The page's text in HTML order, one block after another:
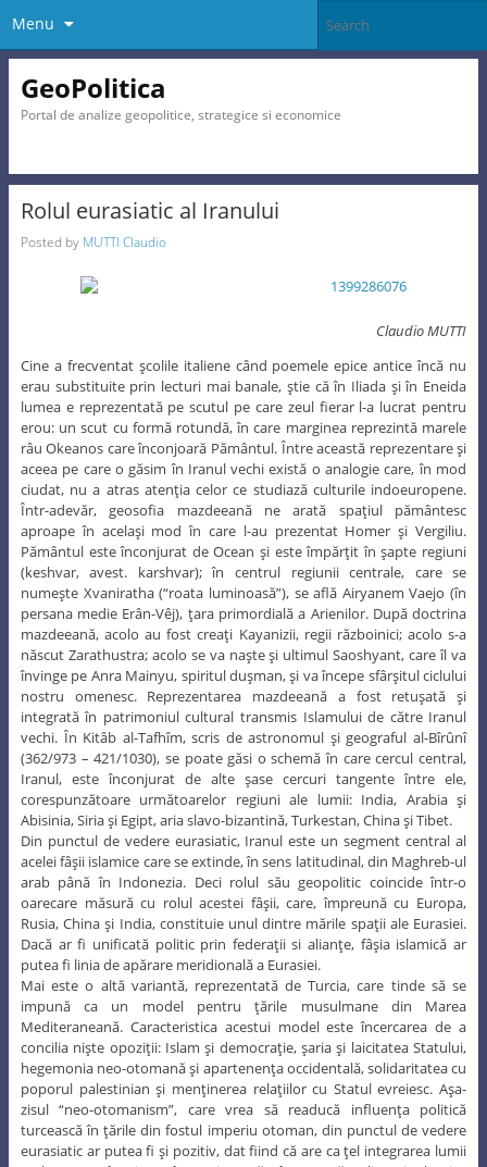
Menu
GeoPolitica
Portal de analize geopolitice, strategice si economice
Rolul eurasiatic al Iranului
Posted by MUTTI Claudio
Claudio MUTTI
Cine a frecventat şcolile italiene când poemele epice antice încă nu
erau substituite prin lecturi mai banale, ştie că în Iliada şi în Eneida
lumea e reprezentată pe scutul pe care zeul fierar l-a lucrat pentru
erou: un scut cu formă rotundă, în care marginea reprezintă marele
râu Okeanos care înconjoară Pământul. Între această reprezentare şi
aceea pe care o găsim în Iranul vechi există o analogie care, în mod
ciudat, nu a atras atenţia celor ce studiază culturile indoeuropene.
Într-adevăr, geosofia mazdeeană ne arată spaţiul pământesc
aproape în acelaşi mod în care l-au prezentat Homer şi Vergiliu.
Pământul este înconjurat de Ocean şi este împărţit în şapte regiuni
(keshvar, avest. karshvar); în centrul regiunii centrale, care se
numeşte Xvaniratha (“roata luminoasă”), se află Airyanem Vaejo (în
persana medie Erân-Vêj), ţara primordială a Arienilor. După doctrina
mazdeeană, acolo au fost creaţi Kayanizii, regii războinici; acolo s-a
născut Zarathustra; acolo se va naşte şi ultimul Saoshyant, care îl va
învinge pe Anra Mainyu, spiritul duşman, şi va începe sfârşitul ciclului
nostru omenesc. Reprezentarea mazdeeană a fost retuşată şi
integrată în patrimoniul cultural transmis Islamului de către Iranul
vechi. În Kitâb al-Tafhîm, scris de astronomul şi geograful al-Bîrûnî
(362/973 – 421/1030), se poate găsi o schemă în care cercul central,
Iranul, este înconjurat de alte şase cercuri tangente între ele,
corespunzătoare următoarelor regiuni ale lumii: India, Arabia şi
Abisinia, Siria şi Egipt, aria slavo-bizantină, Turkestan, China şi Tibet.
Din punctul de vedere eurasiatic, Iranul este un segment central al
acelei fâşii islamice care se extinde, în sens latitudinal, din Maghreb-ul
arab până în Indonezia. Deci rolul său geopolitic coincide într-o
oarecare măsură cu rolul acestei fâşii, care, împreună cu Europa,
Rusia, China şi India, constituie unul dintre mările spaţii ale Eurasiei.
Dacă ar fi unificată politic prin federaţii si alianţe, fâşia islamică ar
putea fi linia de apărare meridională a Eurasiei.
Mai este o altă variantă, reprezentată de Turcia, care tinde să se
impună ca un model pentru ţările musulmane din Marea
Mediteraneană. Caracteristica acestui model este încercarea de a
concilia nişte opoziţii: Islam şi democraţie, şaria şi laicitatea Statului,
hegemonia neo-otomană şi apartenenţa occidentală, solidaritatea cu
poporul palestinian şi menţinerea relaţiilor cu Statul evreiesc. Aşa-
zisul “neo-otomanism”, care vrea să readucă influenţa politică
turcească în ţările din fostul imperiu otoman, din punctul de vedere
eurasiatic ar putea fi şi pozitiv, dat fiind că are ca ţel integrarea lumii